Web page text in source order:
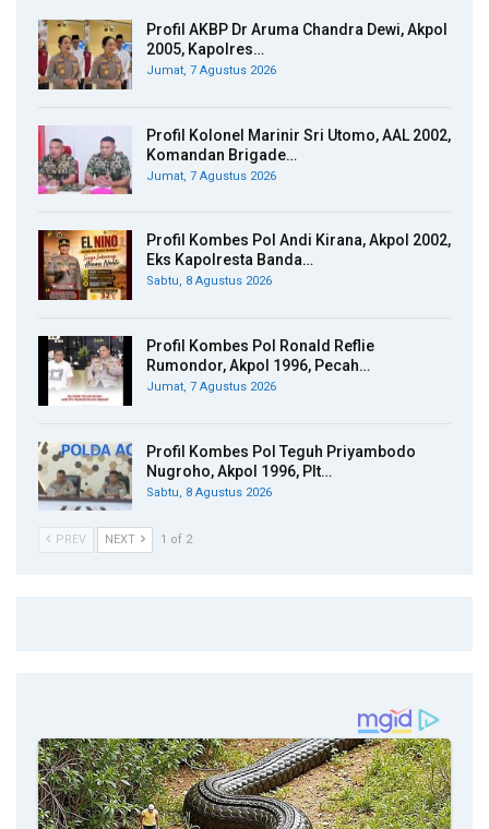
Profil AKBP Dr Aruma Chandra Dewi, Akpol
2005, Kapolres…
Jumat, 7 Agustus 2026
Profil Kolonel Marinir Sri Utomo, AAL 2002,
Komandan Brigade…
Jumat, 7 Agustus 2026
Profil Kombes Pol Andi Kirana, Akpol 2002,
Eks Kapolresta Banda…
Sabtu, 8 Agustus 2026
Profil Kombes Pol Ronald Reflie
Rumondor, Akpol 1996, Pecah…
Jumat, 7 Agustus 2026
Profil Kombes Pol Teguh Priyambodo
Nugroho, Akpol 1996, Plt…
Sabtu, 8 Agustus 2026
PREV NEXT 1 of 2